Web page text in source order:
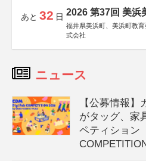
あと 32 日 2026 第37回 美浜
福井県美浜町、美浜町教
式会社
ニュース
【公募情報
がタッグ、家
ペティション